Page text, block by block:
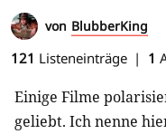
von BlubberKing
121 Listeneinträge 1
Einige Filme
geliebt. Ich nenne